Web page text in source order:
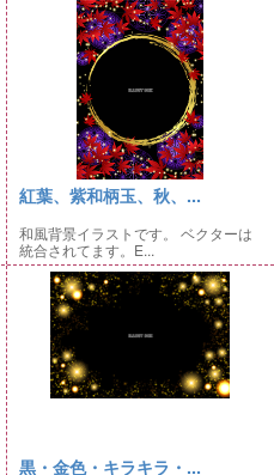
紅葉、紫和柄玉、秋、...
和風背景イラストです。 ベクターは
統合されてます。E...
黒・金色・キラキラ・...